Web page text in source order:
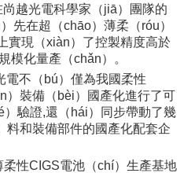
越光電科學家（jiā）團隊的
先在超（chāo）薄柔（róu）
實現（xiàn）了控製精度高於
模化量產（chǎn）。
電不（bú）僅為我國柔性
）裝備（bèi）國產化進行了可
）驗證,還（hái）同步帶動了幾
料和裝備部件的國產化配套企
性CIGS電池（chí）生產基地